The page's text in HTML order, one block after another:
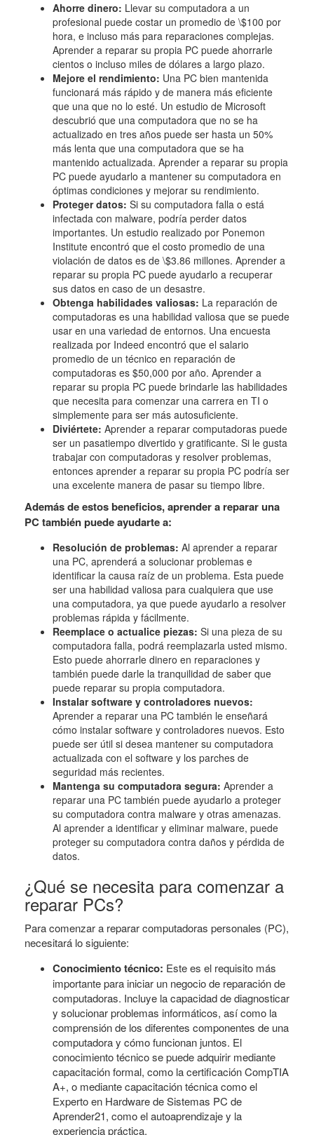
Ahorre dinero: Llevar su computadora a un
profesional puede costar un promedio de \$100 por
hora, e incluso más para reparaciones complejas.
Aprender a reparar su propia PC puede ahorrarle
cientos o incluso miles de dólares a largo plazo.
Mejore el rendimiento: Una PC bien mantenida
funcionará más rápido y de manera más eficiente
que una que no lo esté. Un estudio de Microsoft
descubrió que una computadora que no se ha
actualizado en tres años puede ser hasta un 50%
más lenta que una computadora que se ha
mantenido actualizada. Aprender a reparar su propia
PC puede ayudarlo a mantener su computadora en
óptimas condiciones y mejorar su rendimiento.
Proteger datos: Si su computadora falla o está
infectada con malware, podría perder datos
importantes. Un estudio realizado por Ponemon
Institute encontró que el costo promedio de una
violación de datos es de \$3.86 millones. Aprender a
reparar su propia PC puede ayudarlo a recuperar
sus datos en caso de un desastre.
Obtenga habilidades valiosas: La reparación de
computadoras es una habilidad valiosa que se puede
usar en una variedad de entornos. Una encuesta
realizada por Indeed encontró que el salario
promedio de un técnico en reparación de
computadoras es $50,000 por año. Aprender a
reparar su propia PC puede brindarle las habilidades
que necesita para comenzar una carrera en TI o
simplemente para ser más autosuficiente.
Diviértete: Aprender a reparar computadoras puede
ser un pasatiempo divertido y gratificante. Si le gusta
trabajar con computadoras y resolver problemas,
entonces aprender a reparar su propia PC podría ser
una excelente manera de pasar su tiempo libre.
Además de estos beneficios, aprender a reparar una
PC también puede ayudarte a:
Resolución de problemas: Al aprender a reparar
una PC, aprenderá a solucionar problemas e
identificar la causa raíz de un problema. Esta puede
ser una habilidad valiosa para cualquiera que use
una computadora, ya que puede ayudarlo a resolver
problemas rápida y fácilmente.
Reemplace o actualice piezas: Si una pieza de su
computadora falla, podrá reemplazarla usted mismo.
Esto puede ahorrarle dinero en reparaciones y
también puede darle la tranquilidad de saber que
puede reparar su propia computadora.
Instalar software y controladores nuevos:
Aprender a reparar una PC también le enseñará
cómo instalar software y controladores nuevos. Esto
puede ser útil si desea mantener su computadora
actualizada con el software y los parches de
seguridad más recientes.
Mantenga su computadora segura: Aprender a
reparar una PC también puede ayudarlo a proteger
su computadora contra malware y otras amenazas.
Al aprender a identificar y eliminar malware, puede
proteger su computadora contra daños y pérdida de
datos.
¿Qué se necesita para comenzar a
reparar PCs?
Para comenzar a reparar computadoras personales (PC),
necesitará lo siguiente:
Conocimiento técnico: Este es el requisito más
importante para iniciar un negocio de reparación de
computadoras. Incluye la capacidad de diagnosticar
y solucionar problemas informáticos, así como la
comprensión de los diferentes componentes de una
computadora y cómo funcionan juntos. El
conocimiento técnico se puede adquirir mediante
capacitación formal, como la certificación CompTIA
A+, o mediante capacitación técnica como el
Experto en Hardware de Sistemas PC de
Aprender21, como el autoaprendizaje y la
experiencia práctica.